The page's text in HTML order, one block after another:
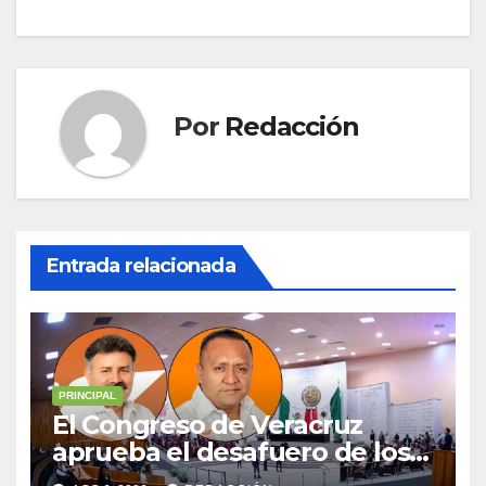
Por Redacción
Entrada relacionada
PRINCIPAL
El Congreso de Veracruz
aprueba el desafuero de los
alcaldes de Ixhuatlán del